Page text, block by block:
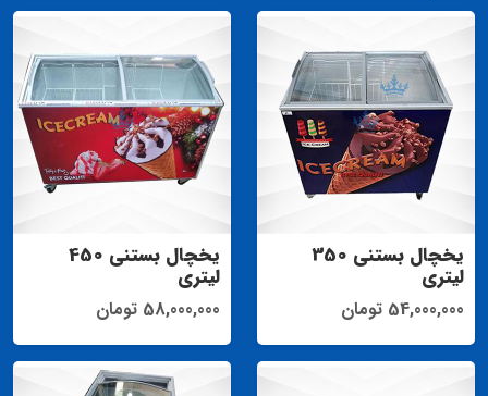
یخچال بستنی 350
لیتری
54,000,000 تومان
یخچال بستنی 450
لیتری
58,000,000 تومان